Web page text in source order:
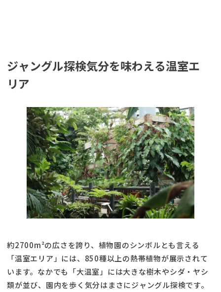
ジャングル探検気分を味わえる温室エ
リア
約2700m²の広さを誇り、植物園のシンボルとも言える
「温室エリア」には、850種以上の熱帯植物が展示されて
います。なかでも「大温室」には大きな樹木やシダ・ヤシ
類が並び、園内を歩く気分はまさにジャングル探検です。